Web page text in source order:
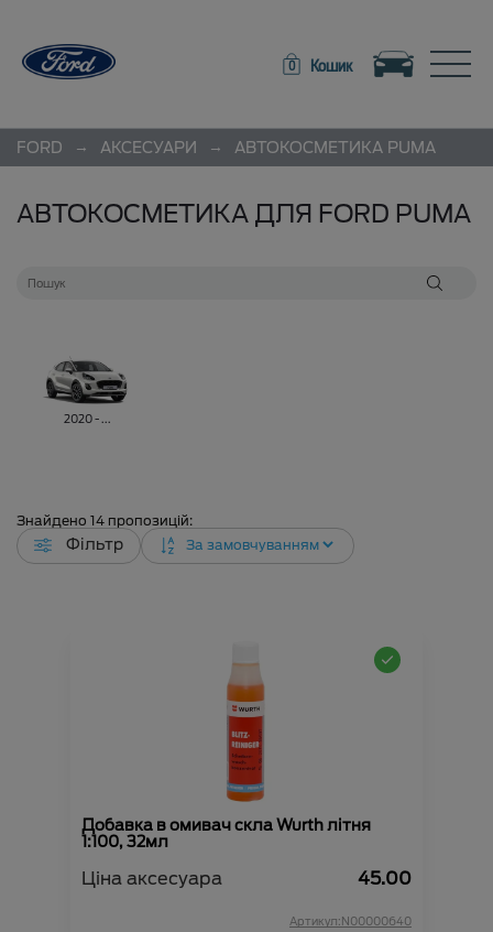
0 Кошик Toggle navigation
FORD → АКСЕСУАРИ → АВТОКОСМЕТИКА PUMA
АВТОКОСМЕТИКА ДЛЯ FORD PUMA
2020 - ...
Знайдено 14 пропозицій:
Фільтр
Добавка в омивач скла Wurth літня
1:100, 32мл
Ціна аксесуара 45.00
Артикул:N00000640